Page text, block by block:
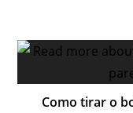
Como tirar o